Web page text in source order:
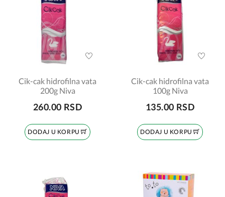
Cik-cak hidrofilna vata
200g Niva
260.00 RSD
DODAJ U KORPU
Cik-cak hidrofilna vata
100g Niva
135.00 RSD
DODAJ U KORPU